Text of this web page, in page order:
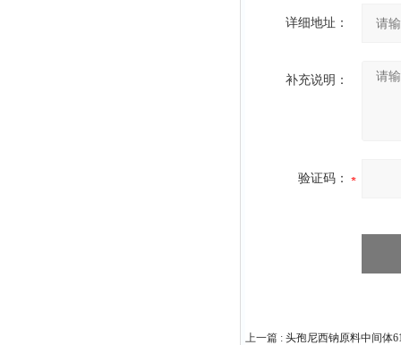
详细地址：
补充说明：
验证码：
上一篇 : 头孢尼西钠原料中间体